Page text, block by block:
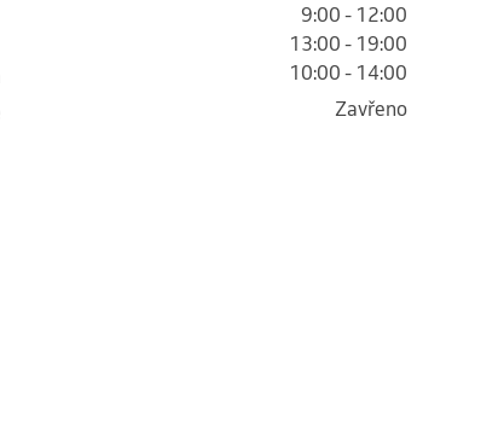
9:00 - 12:00
13:00 - 19:00
10:00 - 14:00
Zavřeno